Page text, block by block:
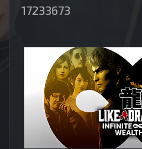
17233673